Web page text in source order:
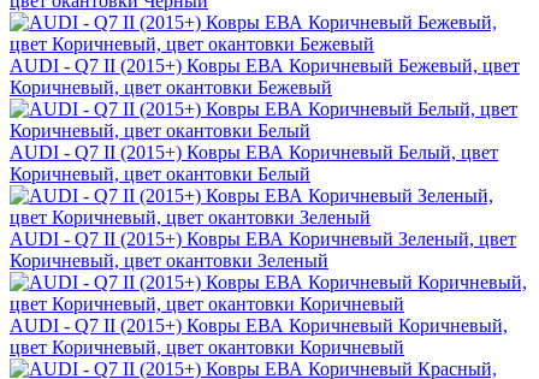
AUDI - Q7 II (2015+) Ковры ЕВА Коричневый Бежевый, цвет
Коричневый, цвет окантовки Бежевый
AUDI - Q7 II (2015+) Ковры ЕВА Коричневый Белый, цвет
Коричневый, цвет окантовки Белый
AUDI - Q7 II (2015+) Ковры ЕВА Коричневый Зеленый, цвет
Коричневый, цвет окантовки Зеленый
AUDI - Q7 II (2015+) Ковры ЕВА Коричневый Коричневый,
цвет Коричневый, цвет окантовки Коричневый